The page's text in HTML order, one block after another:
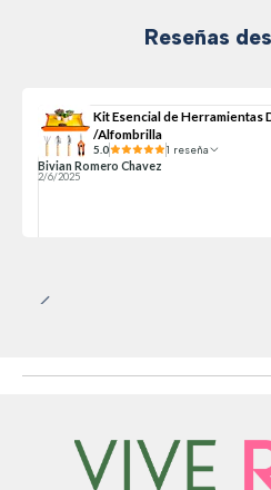
Reseñas
Kit Esencial de Herramientas
/Alfombrilla
5.0 1 reseña
Bivian Romero Chavez
2/6/2025